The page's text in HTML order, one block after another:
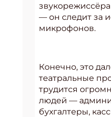
— он следит за
микрофонов.
Конечно, это
театральные
трудится
людей —
бухгалтеры,